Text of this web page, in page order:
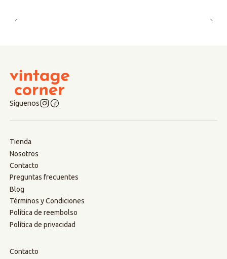
Síguenos
Tienda
Nosotros
Contacto
Preguntas frecuentes
Blog
Términos y Condiciones
Política de reembolso
Política de privacidad
Contacto